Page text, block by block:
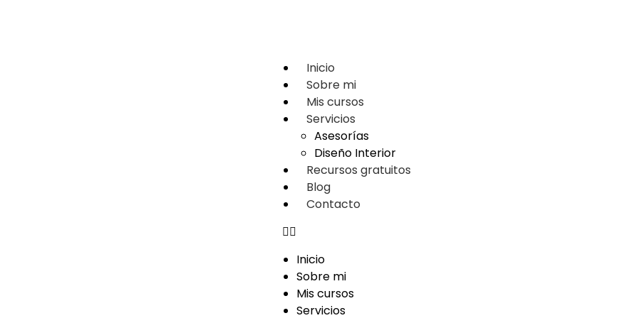
Inicio
Sobre mi
Mis cursos
Servicios
Asesorías
Diseño Interior
Recursos gratuitos
Blog
Contacto
Inicio
Sobre mi
Mis cursos
Servicios